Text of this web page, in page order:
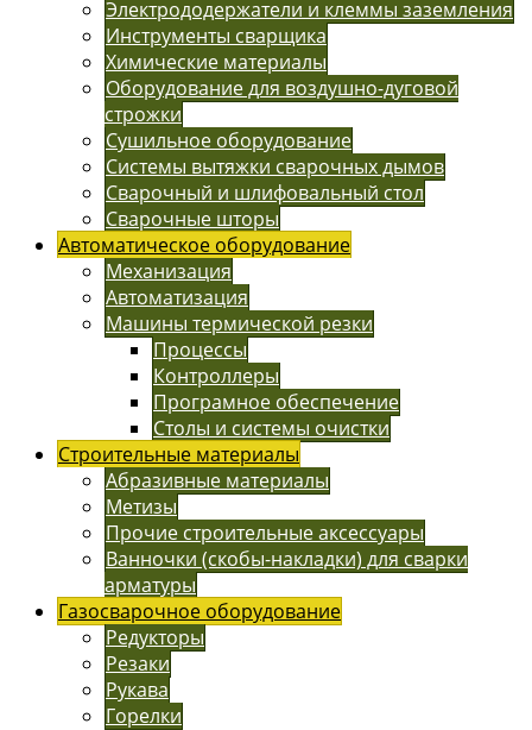
Электрододержатели и клеммы заземления
Инструменты сварщика
Химические материалы
Оборудование для воздушно-дуговой
строжки
Сушильное оборудование
Системы вытяжки сварочных дымов
Сварочный и шлифовальный стол
Сварочные шторы
Автоматическое оборудование
Механизация
Автоматизация
Машины термической резки
Процессы
Контроллеры
Програмное обеспечение
Столы и системы очистки
Строительные материалы
Абразивные материалы
Метизы
Прочие строительные аксессуары
Ванночки (скобы-накладки) для сварки
арматуры
Газосварочное оборудование
Редукторы
Резаки
Рукава
Горелки